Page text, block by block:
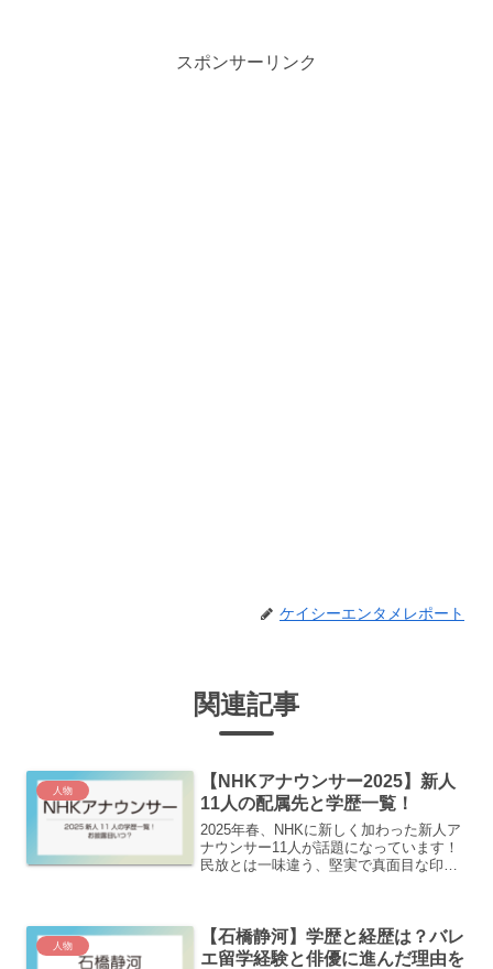
スポンサーリンク
ケイシーエンタメレポート
関連記事
人物
【NHKアナウンサー2025】新人
11人の配属先と学歴一覧！
2025年春、NHKに新しく加わった新人ア
ナウンサー11人が話題になっています！
民放とは一味違う、堅実で真面目な印象
の記事を読んで...
人物
【石橋静河】学歴と経歴は？バレ
エ留学経験と俳優に進んだ理由を